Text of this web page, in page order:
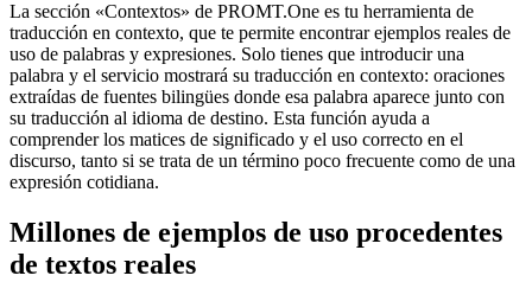
La sección «Contextos» de PROMT.One es tu herramienta de
traducción en contexto, que te permite encontrar ejemplos reales de
uso de palabras y expresiones. Solo tienes que introducir una
palabra y el servicio mostrará su traducción en contexto: oraciones
extraídas de fuentes bilingües donde esa palabra aparece junto con
su traducción al idioma de destino. Esta función ayuda a
comprender los matices de significado y el uso correcto en el
discurso, tanto si se trata de un término poco frecuente como de una
expresión cotidiana.
Millones de ejemplos de uso procedentes
de textos reales